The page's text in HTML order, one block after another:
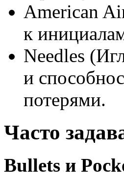
American
к
Needles
и
потерями.
Часто
Bullets и